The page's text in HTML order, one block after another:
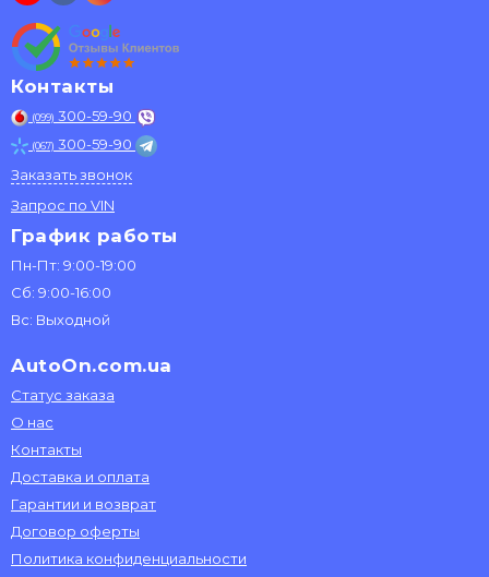
Контакты
(099) 300-59-90
(067) 300-59-90
Заказать звонок
Запрос по VIN
График работы
Пн-Пт: 9:00-19:00
Сб: 9:00-16:00
Вс: Выходной
AutoOn.com.ua
Статус заказа
О нас
Контакты
Доставка и оплата
Гарантии и возврат
Договор оферты
Политика конфиденциальности